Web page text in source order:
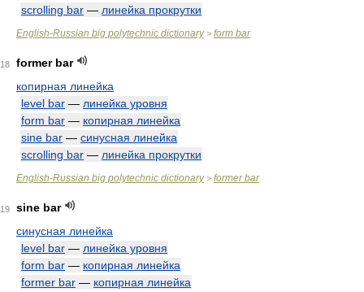
scrolling bar — линейка прокрутки
English-Russian big polytechnic dictionary> form bar
18
former bar
копирная линейка
level bar — линейка уровня
form bar — копирная линейка
sine bar — синусная линейка
scrolling bar — линейка прокрутки
English-Russian big polytechnic dictionary> former bar
19
sine bar
синусная линейка
level bar — линейка уровня
form bar — копирная линейка
former bar — копирная линейка